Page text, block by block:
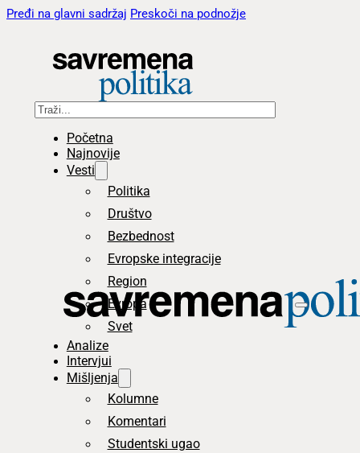
Pređi na glavni sadržaj Preskoči na podnožje
Pretraga
Početna
Najnovije
Vesti
Politika
Društvo
Bezbednost
Evropske integracije
Region
Evropa
Svet
Analize
Intervjui
Mišljenja
Kolumne
Komentari
Studentski ugao